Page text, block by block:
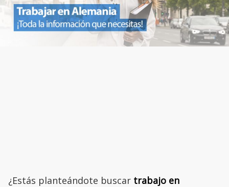
¿Estás planteándote buscar trabajo en